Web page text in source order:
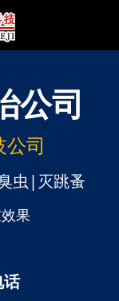
公司
司
虫|灭跳蚤
果
话